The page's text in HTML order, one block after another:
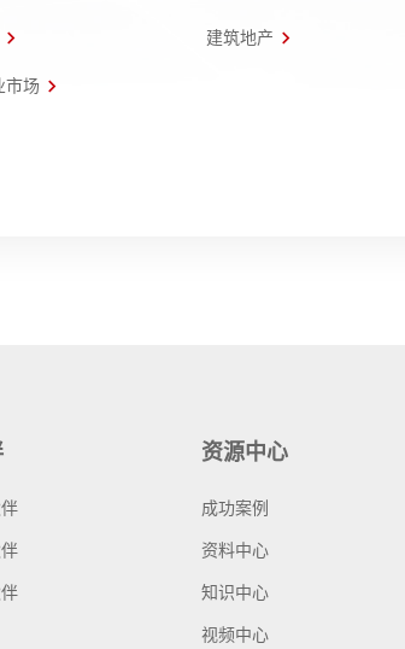
建筑地产
市场
资源中心
成功案例
资料中心
知识中心
视频中心